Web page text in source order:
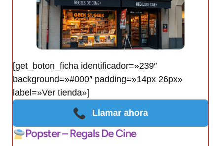
[get_boton_ficha identificador=»239″
background=»#000″ padding=»14px 26px»
label=»Ver tienda»]
Llamar ahora
Popster – Regals De Cine